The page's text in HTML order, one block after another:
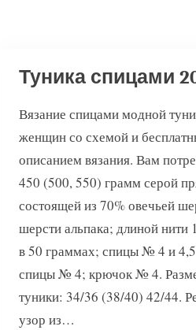
Туника спицами
Вязание спицами модной
женщин со схемой и
описанием вязания. Вам
450 (500, 550) грамм серой
состоящей из 70% овечьей
шерсти альпака; длиной нити
в 50 граммах; спицы № 4 и
спицы № 4; крючок № 4.
туники: 34/36 (38/40) 42/44.
узор из…